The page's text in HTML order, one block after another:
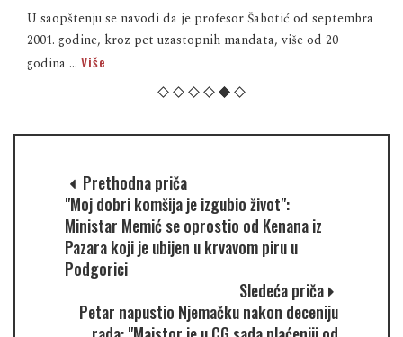
U saopštenju se navodi da je profesor Šabotić od septembra
2001. godine, kroz pet uzastopnih mandata, više od 20
godina ... Više
Prethodna priča
"Moj dobri komšija je izgubio život":
Ministar Memić se oprostio od Kenana iz
Pazara koji je ubijen u krvavom piru u
Podgorici
Sledeća priča
Petar napustio Njemačku nakon deceniju